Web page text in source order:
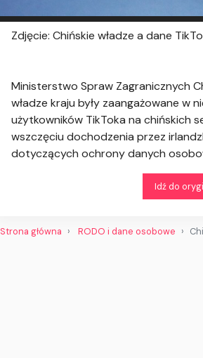
Zdjęcie: Chińskie władze a dane
Ministerstwo Spraw Zagranicznych
władze kraju były zaangażowane w
użytkowników TikToka na chińskich
wszczęciu dochodzenia przez
dotyczących ochrony danych
Idź do
Strona główna RODO i dane osobowe